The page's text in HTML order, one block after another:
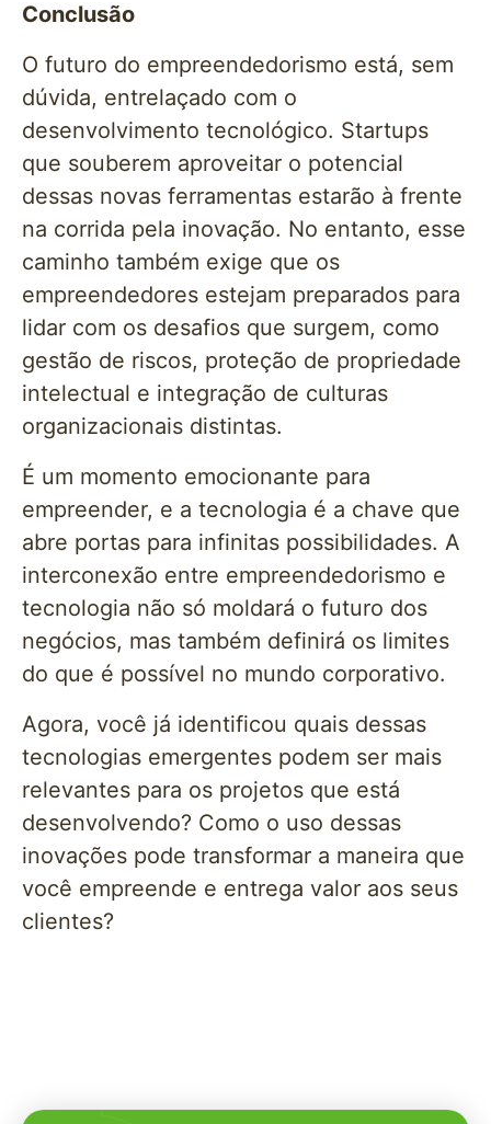
Conclusão
O futuro do empreendedorismo está, sem
dúvida, entrelaçado com o
desenvolvimento tecnológico. Startups
que souberem aproveitar o potencial
dessas novas ferramentas estarão à frente
na corrida pela inovação. No entanto, esse
caminho também exige que os
empreendedores estejam preparados para
lidar com os desafios que surgem, como
gestão de riscos, proteção de propriedade
intelectual e integração de culturas
organizacionais distintas.
É um momento emocionante para
empreender, e a tecnologia é a chave que
abre portas para infinitas possibilidades. A
interconexão entre empreendedorismo e
tecnologia não só moldará o futuro dos
negócios, mas também definirá os limites
do que é possível no mundo corporativo.
Agora, você já identificou quais dessas
tecnologias emergentes podem ser mais
relevantes para os projetos que está
desenvolvendo? Como o uso dessas
inovações pode transformar a maneira que
você empreende e entrega valor aos seus
clientes?